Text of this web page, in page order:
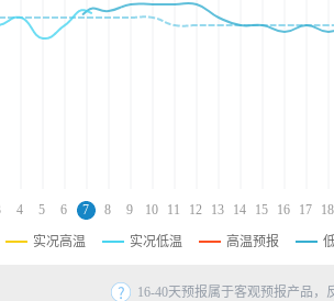
4 5 6 7 8 9 10 11 12 13 14 15 16 17 18
实况高温 实况低温 高温预报
16-40天预报属于客观预报产品